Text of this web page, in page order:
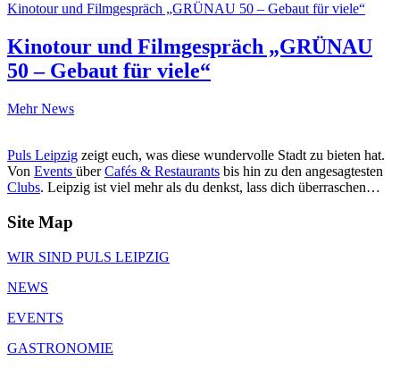
Kinotour und Filmgespräch „GRÜNAU 50 – Gebaut für viele“
Kinotour und Filmgespräch „GRÜNAU
50 – Gebaut für viele“
Mehr News
Puls Leipzig zeigt euch, was diese wundervolle Stadt zu bieten hat.
Von Events überCafés & Restaurants bis hin zu den angesagtesten
Clubs. Leipzig ist viel mehr als du denkst, lass dich überraschen…
Site Map
WIR SIND PULS LEIPZIG
NEWS
EVENTS
GASTRONOMIE